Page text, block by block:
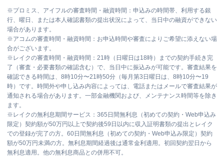
※プロミス、アイフルの審査時間・融資時間：申込みの時間帯、利用する銀
行、曜日、または本人確認書類の提出状況によって、当日中の融資ができない
場合があります。
※アコムの審査時間・融資時間：お申込時間や審査によりご希望に添えない場
合がございます。
※ レイクの審査時間・融資時間：21時（日曜日は18時）までの契約手続き完
了（審査・必要書類の確認含む）で、当日中に振込みが可能です。審査結果を
確認できる時間は、8時10分〜21時50分（毎月第3日曜日は、8時10分〜19
時）です。時間外や申し込み内容によっては、電話またはメールで審査結果が
通知される場合があります。一部金融機関および、メンテナンス時間等を除き
ます。
※ レイクの無利息期間サービス：365日間無利息（初めての契約・Web申込み
限定）契約額が50万円以上で契約後59日以内に収入証明書類の提出とレイク
での登録が完了の方。60日間無利息（初めての契約・Web申込み限定）契約
額が50万円未満の方。無利息期間経過後は通常金利適用。初回契約翌日から
無利息適用。他の無利息商品との併用不可。